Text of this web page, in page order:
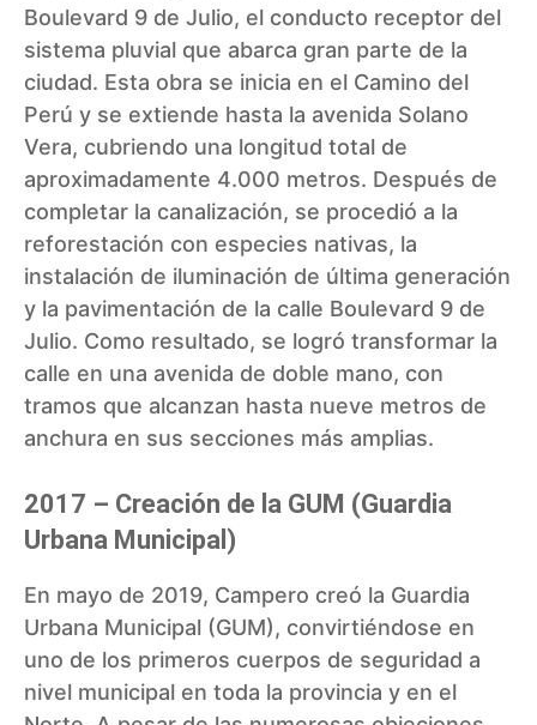
Boulevard 9 de Julio, el conducto receptor del
sistema pluvial que abarca gran parte de la
ciudad. Esta obra se inicia en el Camino del
Perú y se extiende hasta la avenida Solano
Vera, cubriendo una longitud total de
aproximadamente 4.000 metros. Después de
completar la canalización, se procedió a la
reforestación con especies nativas, la
instalación de iluminación de última generación
y la pavimentación de la calle Boulevard 9 de
Julio. Como resultado, se logró transformar la
calle en una avenida de doble mano, con
tramos que alcanzan hasta nueve metros de
anchura en sus secciones más amplias.
2017 – Creación de la GUM (Guardia
Urbana Municipal)
En mayo de 2019, Campero creó la Guardia
Urbana Municipal (GUM), convirtiéndose en
uno de los primeros cuerpos de seguridad a
nivel municipal en toda la provincia y en el